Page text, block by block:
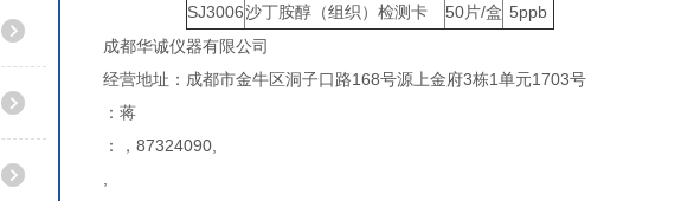
SJ3006沙丁胺醇（组织）检测卡 50片/盒 5ppb
成都华诚仪器有限公司
经营地址：成都市金牛区洞子口路168号源上金府3栋1单元1703号
：蒋
：，87324090,